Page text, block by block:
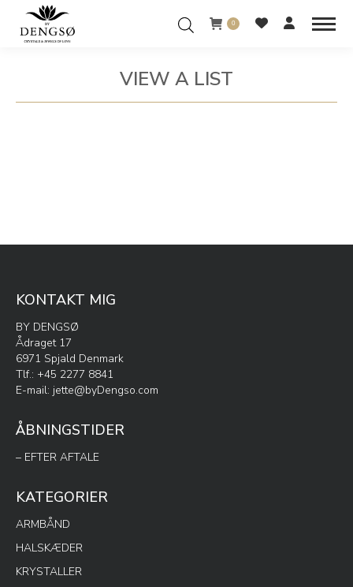
0
VIEW A LIST
You are here:
KONTAKT MIG
BY DENGSØ
Ådraget 17
6971 Spjald Denmark
Tlf.: +45 2277 8841
E-mail: jette@byDengso.com
ÅBNINGSTIDER
– EFTER AFTALE
KATEGORIER
ARMBÅND
HALSKÆDER
KRYSTALLER